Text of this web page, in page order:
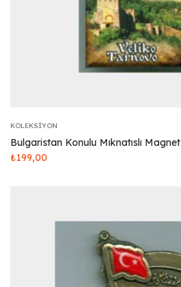
KOLEKSIYON
Bulgaristan Konulu Mıknatıslı Magnet
₺199,00